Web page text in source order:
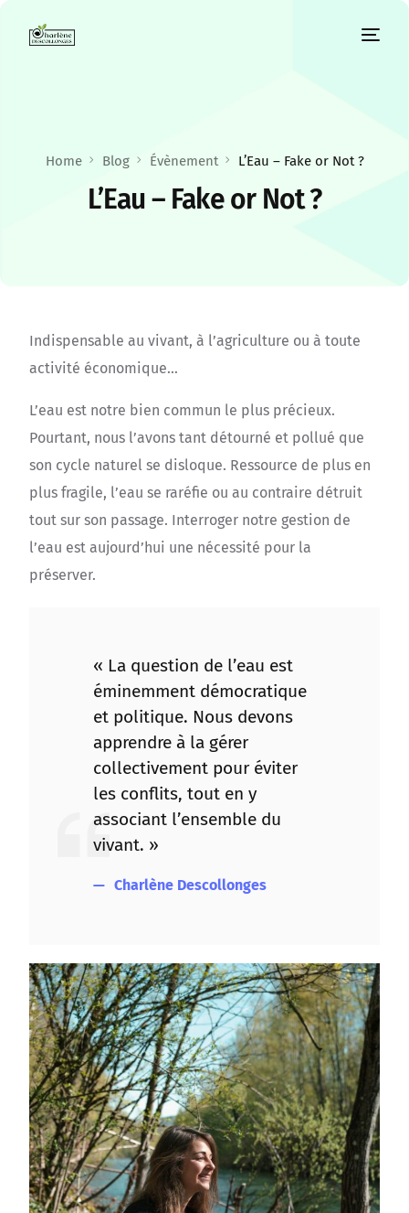
Home Blog Évènement L’Eau – Fake or Not ?
L’Eau – Fake or Not ?
Indispensable au vivant, à l’agriculture ou à toute
activité économique…
L’eau est notre bien commun le plus précieux.
Pourtant, nous l’avons tant détourné et pollué que
son cycle naturel se disloque. Ressource de plus en
plus fragile, l’eau se raréfie ou au contraire détruit
tout sur son passage. Interroger notre gestion de
l’eau est aujourd’hui une nécessité pour la
préserver.
« La question de l’eau est
éminemment démocratique
et politique. Nous devons
apprendre à la gérer
collectivement pour éviter
les conflits, tout en y
associant l’ensemble du
vivant. »
Charlène Descollonges